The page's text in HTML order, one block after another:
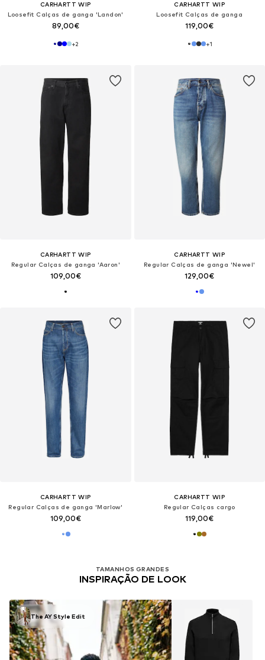
CARHARTT WIP
Loosefit Calças de ganga 'Landon'
89,00€
+2
CARHARTT WIP
Loosefit Calças de ganga
119,00€
+1
CARHARTT WIP
Regular Calças de ganga 'Aaron'
109,00€
CARHARTT WIP
Regular Calças de ganga 'Newel'
129,00€
CARHARTT WIP
Regular Calças de ganga 'Marlow'
109,00€
CARHARTT WIP
Regular Calças cargo
119,00€
TAMANHOS GRANDES
INSPIRAÇÃO DE LOOK
The AY Style Edit